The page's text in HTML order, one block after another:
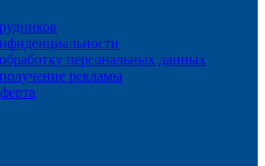
персональных данных
рекламы